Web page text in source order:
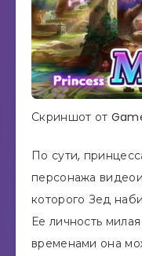
Скриншот от
По сути,
персонажа
которого Зед
Ее личность
временами она